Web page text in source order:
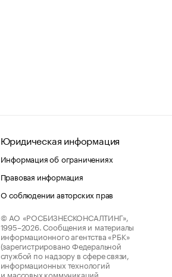
Юридическая информация
Информация об ограничениях
Правовая информация
О соблюдении авторских прав
© АО «РОСБИЗНЕСКОНСАЛТИНГ»,
1995–2026. Сообщения и материалы
информационного агентства «РБК»
(зарегистрировано Федеральной
службой по надзору в сфере связи,
информационных технологий
и массовых коммуникаций